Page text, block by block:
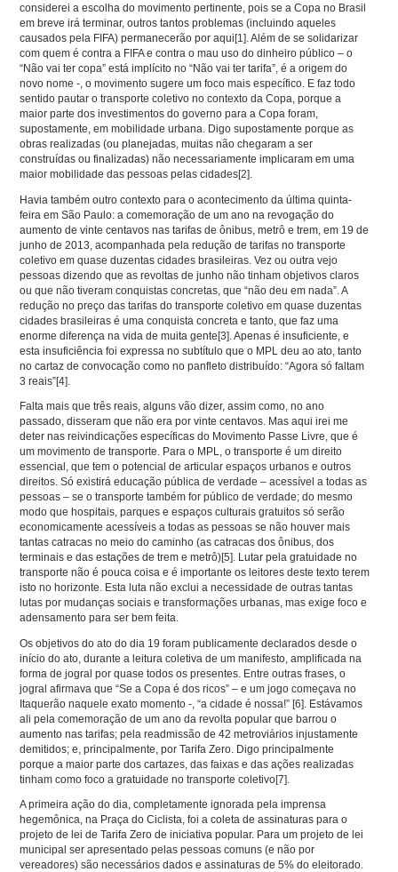
considerei a escolha do movimento pertinente, pois se a Copa no Brasil
em breve irá terminar, outros tantos problemas (incluindo aqueles
causados pela FIFA) permanecerão por aqui [1]
. Além de se solidarizar
com quem é contra a FIFA e contra o mau uso do dinheiro público – o
“Não vai ter copa” está implícito no “Não vai ter tarifa”, é a origem do
novo nome -, o movimento sugere um foco mais específico. E faz todo
sentido pautar o transporte coletivo no contexto da Copa, porque a
maior parte dos investimentos do governo para a Copa foram,
supostamente, em mobilidade urbana. Digo supostamente porque as
obras realizadas (ou planejadas, muitas não chegaram a ser
construídas ou finalizadas) não necessariamente implicaram em uma
maior mobilidade das pessoas pelas cidades [2]
Havia também outro contexto para o acontecimento da última quinta-
feira em São Paulo: a comemoração de um ano na revogação do
aumento de vinte centavos nas tarifas de ônibus, metrô e trem, em 19 de
junho de 2013, acompanhada pela redução de tarifas no transporte
coletivo em quase duzentas cidades brasileiras. Vez ou outra vejo
pessoas dizendo que as revoltas de junho não tinham objetivos claros
ou que não tiveram conquistas concretas, que “não deu em nada”. A
redução no preço das tarifas do transporte coletivo em quase duzentas
cidades brasileiras é uma conquista concreta e tanto, que faz uma
enorme diferença na vida de muita gente [3] . Apenas é insuficiente, e
esta insuficiência foi expressa no subtítulo que o MPL deu ao ato, tanto
no cartaz de convocação como no panfleto distribuído: “Agora só faltam
3 reais”[4]
Falta mais que três reais, alguns vão dizer, assim como, no ano
passado, disseram que não era por vinte centavos. Mas aqui irei me
deter nas reivindicações específicas do Movimento Passe Livre, que é
um movimento de transporte. Para o MPL, o transporte é um direito
essencial, que tem o potencial de articular espaços urbanos e outros
direitos. Só existirá educação pública de verdade – acessível a todas as
pessoas – se o transporte também for público de verdade; do mesmo
modo que hospitais, parques e espaços culturais gratuitos só serão
economicamente acessíveis a todas as pessoas se não houver mais
tantas catracas no meio do caminho (as catracas dos ônibus, dos
terminais e das estações de trem e metrô) [5]
. Lutar pela gratuidade no
transporte não é pouca coisa e é importante os leitores deste texto terem
isto no horizonte. Esta luta não exclui a necessidade de outras tantas
lutas por mudanças sociais e transformações urbanas, mas exige foco e
adensamento para ser bem feita.
Os objetivos do ato do dia 19 foram publicamente declarados desde o
início do ato, durante a leitura coletiva de um manifesto, amplificada na
forma de jogral por quase todos os presentes. Entre outras frases, o
jogral afirmava que “Se a Copa é dos ricos” – e um jogo começava no
Itaquerão naquele exato momento -, “a cidade é nossa!” [6]
. Estávamos
ali pela comemoração de um ano da revolta popular que barrou o
aumento nas tarifas; pela readmissão de 42 metroviários injustamente
demitidos; e, principalmente, por Tarifa Zero. Digo principalmente
porque a maior parte dos cartazes, das faixas e das ações realizadas
tinham como foco a gratuidade no transporte coletivo[7]
A primeira ação do dia, completamente ignorada pela imprensa
hegemônica, na Praça do Ciclista, foi a coleta de assinaturas para o
projeto de lei de Tarifa Zero de iniciativa popular. Para um projeto de lei
municipal ser apresentado pelas pessoas comuns (e não por
vereadores) são necessários dados e assinaturas de 5% do eleitorado.